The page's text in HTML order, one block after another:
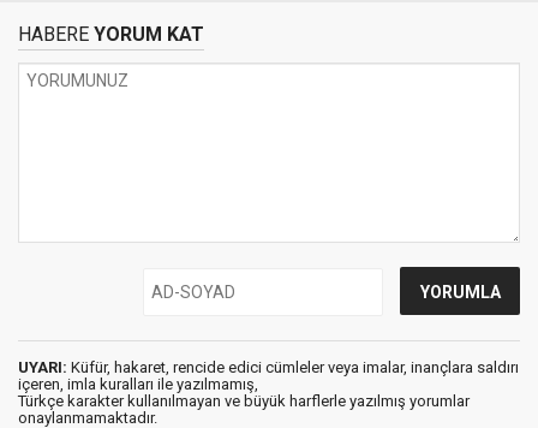
HABERE YORUM KAT
UYARI: Küfür, hakaret, rencide edici cümleler veya imalar, inançlara saldırı
içeren, imla kuralları ile yazılmamış,
Türkçe karakter kullanılmayan ve büyük harflerle yazılmış yorumlar
onaylanmamaktadır.